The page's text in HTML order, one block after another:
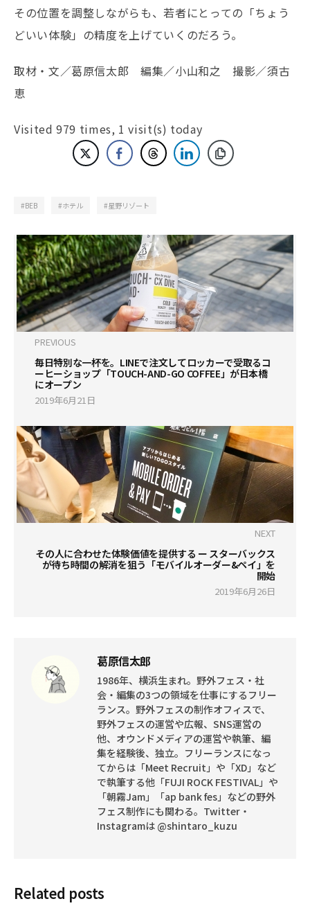
その位置を調整しながらも、若者にとっての「ちょう
どいい体験」の精度を上げていくのだろう。
取材・文／葛原信太郎 編集／小山和之 撮影／須古
恵
Visited 979 times, 1 visit(s) today
BEB ホテル 星野リゾート
PREVIOUS
毎日特別な一杯を。LINEで注文してロッカーで受取るコ
ーヒーショップ「TOUCH-AND-GO COFFEE」が日本橋
にオープン
2019年6月21日
NEXT
その人に合わせた体験価値を提供する ー スターバックス
が待ち時間の解消を狙う「モバイルオーダー&ペイ」を
開始
2019年6月26日
葛原信太郎
1986年、横浜生まれ。野外フェス・社
会・編集の3つの領域を仕事にするフリー
ランス。野外フェスの制作オフィスで、
野外フェスの運営や広報、SNS運営の
他、オウンドメディアの運営や執筆、編
集を経験後、独立。フリーランスになっ
てからは「Meet Recruit」や「XD」など
で執筆する他「FUJI ROCK FESTIVAL」や
「朝霧Jam」「ap bank fes」などの野外
フェス制作にも関わる。Twitter・
Instagramは @shintaro_kuzu
Related posts